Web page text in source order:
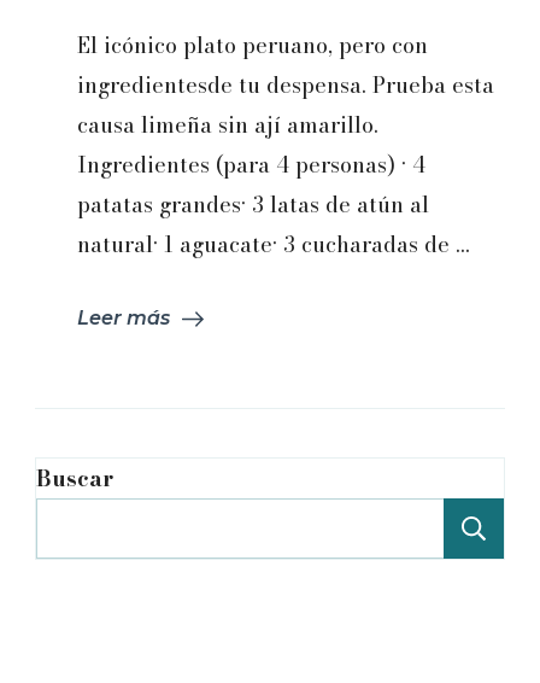
sin
El icónico plato peruano, pero con
ingredientesde tu despensa. Prueba esta
causa limeña sin ají amarillo.
Ingredientes (para 4 personas) · 4
patatas grandes· 3 latas de atún al
natural· 1 aguacate· 3 cucharadas de …
Leer más
Buscar